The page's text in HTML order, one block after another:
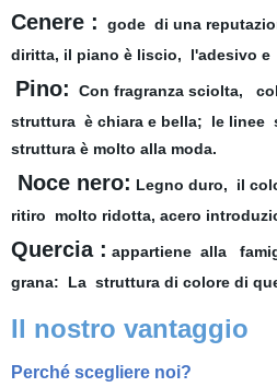
Cenere :
gode di una
diritta, il piano è liscio, l'adesivo
Pino:
Con fragranza sciolta,
struttura è chiara e bella; le linee
struttura è molto alla moda.
Noce nero: Legno duro, il
ritiro molto ridotta, acero
Quercia : appartiene alla
grana: La struttura di colore di
Il nostro vantaggio
Perché scegliere noi?